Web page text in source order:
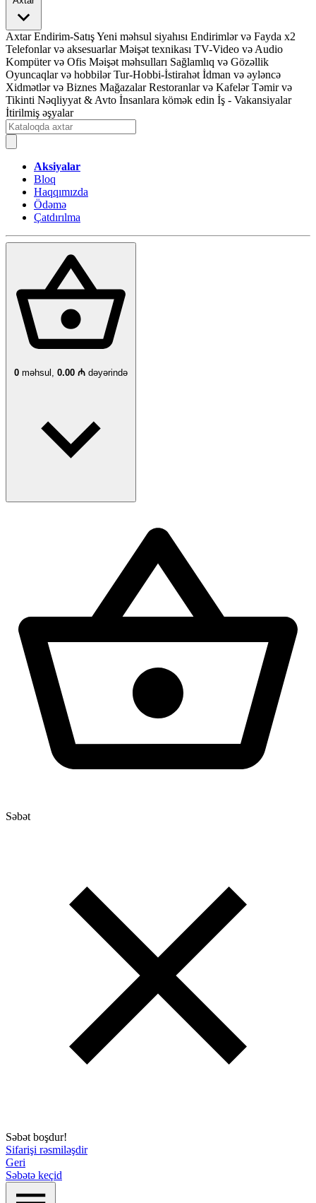
Axtar Endirim-SatışYeni məhsul siyahısı Endirimlər və Fayda x2
Telefonlar və aksesuarlar Məişət texnikası TV-Video və Audio
Kompüter və Ofis Məişət məhsulları Sağlamlıq və Gözəllik
Oyuncaqlar və hobbilər Tur-Hobbi-İstirahət İdman və əyləncə
Xidmətlər və Biznes Mağazalar Restoranlar və Kafelər Təmir və
Tikinti Nəqliyyat & Avto İnsanlara kömək edin İş - Vakansiyalar
İtirilmiş əşyalar
Aksiyalar
Bloq
Haqqımızda
Ödəmə
Çatdırılma
0 məhsul, 0.00 ₼ dəyərində
Səbət
Səbət boşdur!
Sifarişi rəsmiləşdir
Geri
Səbətə keçid